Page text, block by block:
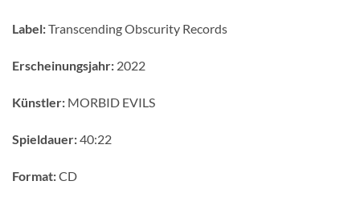
Label:Transcending Obscurity Records
Erscheinungsjahr: 2022
Künstler: MORBID EVILS
Spieldauer:40:22
Format:CD